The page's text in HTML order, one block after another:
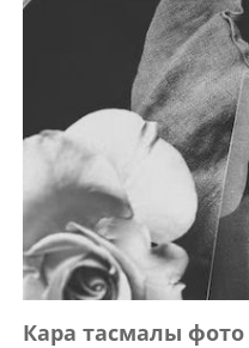
Кара тасмалы фото